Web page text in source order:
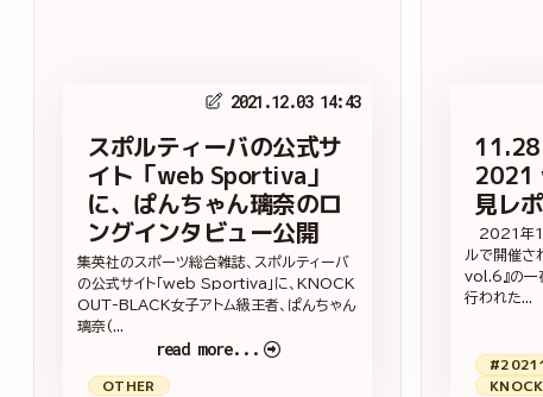
2021.12.03 14:43
スポルティーバの公式サ
イト「web Sportiva」
に、ぱんちゃん璃奈のロ
ングインタビュー公開
集英社のスポーツ総合雑誌、スポルティーバ
の公式サイト「web Sportiva」に、KNOCK
OUT-BLACK女子アトム級王者、ぱんちゃん
璃奈(...
read more...
OTHER
11.28
2021
見レ
2021年11
ルで開催
vol.6』の一
行われた...